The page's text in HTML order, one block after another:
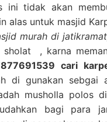
ini tidak akan
alas untuk masjid
murah di
, karna
cari
di gunakan sebgai
musholla polos
bagi para